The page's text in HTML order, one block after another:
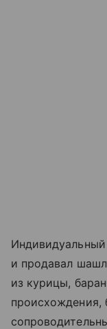
и продавал
из курицы,
происхождения,